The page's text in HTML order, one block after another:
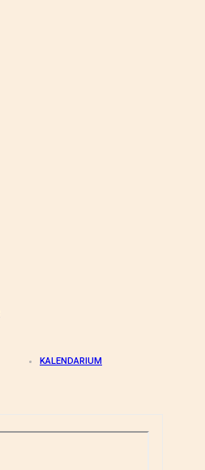
KALENDARIUM